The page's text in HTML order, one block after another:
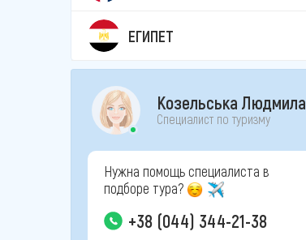
ЕГИПЕТ
Козельська Людмила
Специалист по туризму
Нужна помощь специалиста в
подборе тура?
+38 (044) 344-21-38